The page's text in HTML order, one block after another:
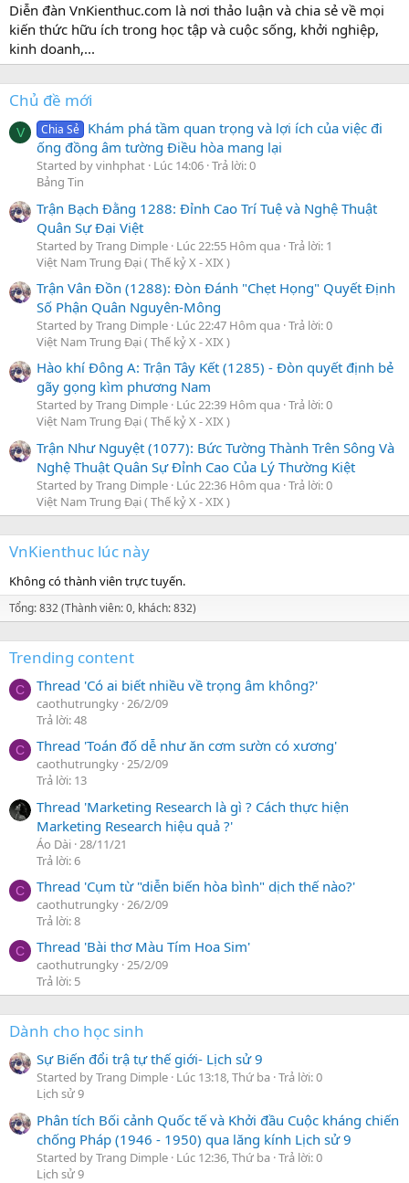
Diễn đàn VnKienthuc.com là nơi thảo luận và chia sẻ về mọi
kiến thức hữu ích trong học tập và cuộc sống, khởi nghiệp,
kinh doanh,...
Chủ đề mới
V Chia Sẻ Khám phá tầm quan trọng và lợi ích của việc đi
ống đồng âm tường Điều hòa mang lại
Started by vinhphat Lúc 14:06 Trả lời: 0
Bảng Tin
Trận Bạch Đằng 1288: Đỉnh Cao Trí Tuệ và Nghệ Thuật
Quân Sự Đại Việt
Started by Trang Dimple Lúc 22:55 Hôm qua Trả lời: 1
Việt Nam Trung Đại ( Thế kỷ X - XIX )
Trận Vân Đồn (1288): Đòn Đánh "Chẹt Họng" Quyết Định
Số Phận Quân Nguyên-Mông
Started by Trang Dimple Lúc 22:47 Hôm qua Trả lời: 0
Việt Nam Trung Đại ( Thế kỷ X - XIX )
Hào khí Đông A: Trận Tây Kết (1285) - Đòn quyết định bẻ
gãy gọng kìm phương Nam
Started by Trang Dimple Lúc 22:39 Hôm qua Trả lời: 0
Việt Nam Trung Đại ( Thế kỷ X - XIX )
Trận Như Nguyệt (1077): Bức Tường Thành Trên Sông Và
Nghệ Thuật Quân Sự Đỉnh Cao Của Lý Thường Kiệt
Started by Trang Dimple Lúc 22:36 Hôm qua Trả lời: 0
Việt Nam Trung Đại ( Thế kỷ X - XIX )
VnKienthuc lúc này
Không có thành viên trực tuyến.
Tổng: 832 (Thành viên: 0, khách: 832)
Trending content
C Thread 'Có ai biết nhiều về trọng âm không?'
caothutrungky 26/2/09
Trả lời: 48
C Thread 'Toán đố dễ như ăn cơm sườn có xương'
caothutrungky 25/2/09
Trả lời: 13
Thread 'Marketing Research là gì ? Cách thực hiện
Marketing Research hiệu quả ?'
Áo Dài 28/11/21
Trả lời: 6
C Thread 'Cụm từ "diễn biến hòa bình" dịch thế nào?'
caothutrungky 26/2/09
Trả lời: 8
C Thread 'Bài thơ Màu Tím Hoa Sim'
caothutrungky 25/2/09
Trả lời: 5
Dành cho học sinh
Sự Biến đổi trậ tự thế giới- Lịch sử 9
Started by Trang Dimple Lúc 13:18, Thứ ba Trả lời: 0
Lịch sử 9
Phân tích Bối cảnh Quốc tế và Khởi đầu Cuộc kháng chiến
chống Pháp (1946 - 1950) qua lăng kính Lịch sử 9
Started by Trang Dimple Lúc 12:36, Thứ ba Trả lời: 0
Lịch sử 9